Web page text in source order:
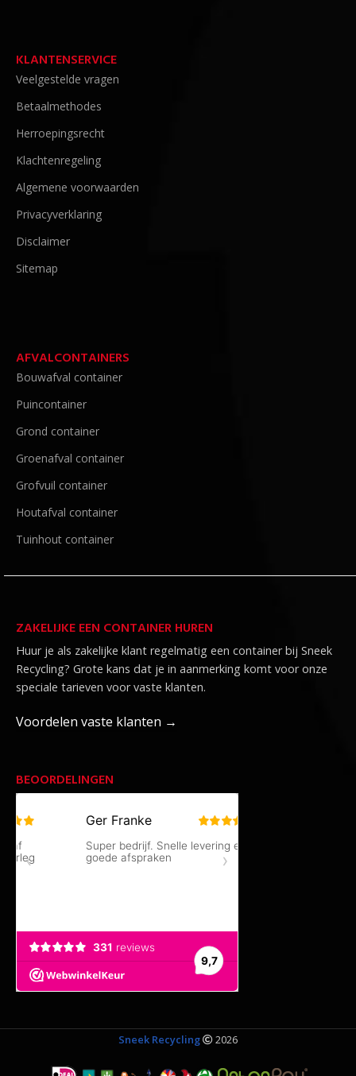
KLANTENSERVICE
Veelgestelde vragen
Betaalmethodes
Herroepingsrecht
Klachtenregeling
Algemene voorwaarden
Privacyverklaring
Disclaimer
Sitemap
AFVALCONTAINERS
Bouwafval container
Puincontainer
Grond container
Groenafval container
Grofvuil container
Houtafval container
Tuinhout container
ZAKELIJKE EEN CONTAINER HUREN
Huur je als zakelijke klant regelmatig een container bij Sneek
Recycling? Grote kans dat je in aanmerking komt voor onze
speciale tarieven voor vaste klanten.
Voordelen vaste klanten →
BEOORDELINGEN
Sneek Recycling 2026